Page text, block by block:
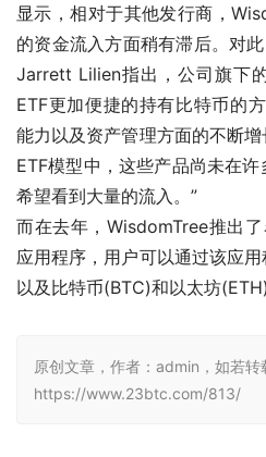
显示，相对于其他发行商，
的资金流入方面稍有滞后。对
Jarrett Lilien指出，公司旗下
ETF更加便捷的持有比特币的
能力以及资产管理方面的不断
ETF模型中，这些产品尚未在
希望看到大量的流入。”
而在去年，WisdomTree推出
应用程序，用户可以通过该应
以及比特币(BTC)和以太坊
原创文章，作者：admin，如若转
https://www.23btc.com/813/